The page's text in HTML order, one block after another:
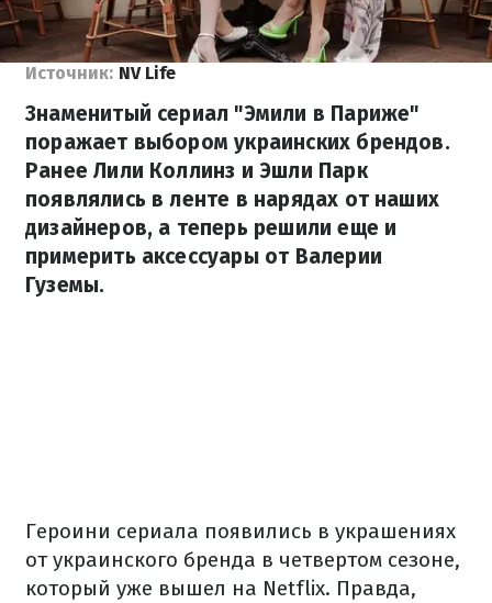
Источник: NV Life
Знаменитый сериал "Эмили в Париже"
поражает выбором украинских брендов.
Ранее Лили Коллинз и Эшли Парк
появлялись в ленте в нарядах от наших
дизайнеров, а теперь решили еще и
примерить аксессуары от Валерии
Гуземы.
Героини сериала появились в украшениях
от украинского бренда в четвертом сезоне,
который уже вышел на Netflix. Правда,